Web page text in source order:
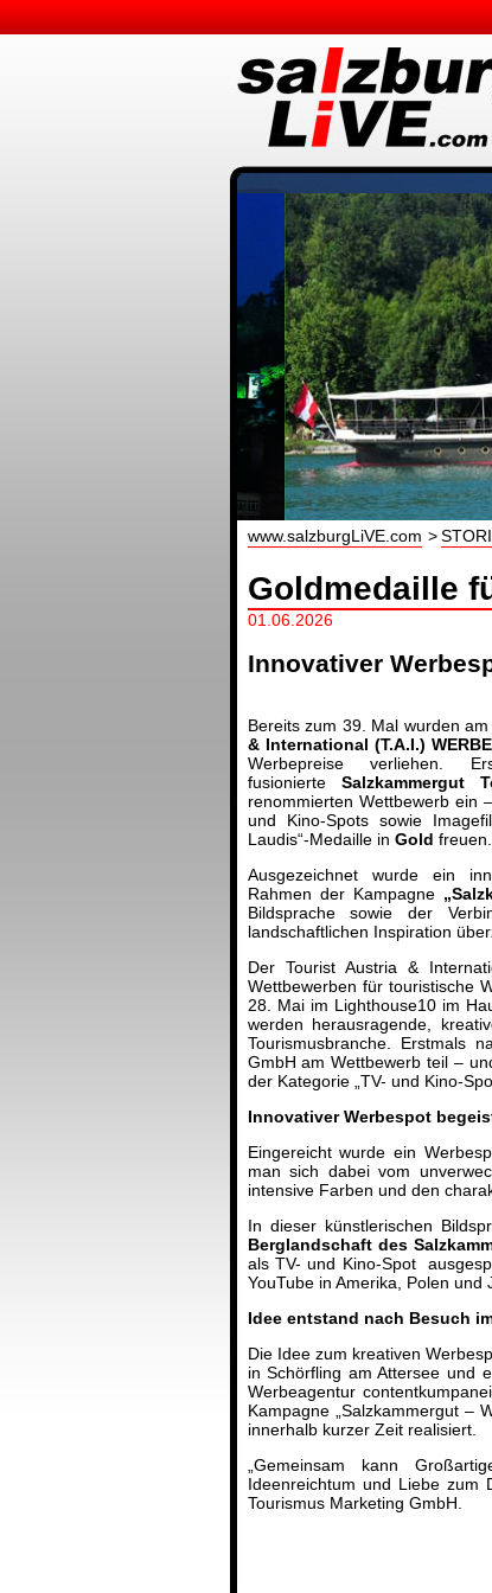
www.salzburgLiVE.com
Goldmedaille
01.06.2026
Innovativer
Bereits zum 39. Mal wurden
& International (T.A.I.)
Werbepreise verliehen.
fusionierte Salzkammergut
renommierten Wettbewerb ein
und Kino-Spots sowie
Laudis“-Medaille in Gold freuen.
Ausgezeichnet wurde ein
Rahmen der Kampagne
Bildsprache sowie der
landschaftlichen Inspiration
Der Tourist Austria &
Wettbewerben für touristische
28. Mai im Lighthouse10 im
werden herausragende,
Tourismusbranche. Erstmals
GmbH am Wettbewerb teil –
der Kategorie „TV- und Kino-
Innovativer Werbespot
Eingereicht wurde ein
man sich dabei vom
intensive Farben und den
In dieser künstlerischen
Berglandschaft des
als TV- und Kino-Spot
YouTube in Amerika, Polen und
Idee entstand nach Besuch
Die Idee zum kreativen
in Schörfling am Attersee und
Werbeagentur
Kampagne „Salzkammergut –
innerhalb kurzer Zeit realisiert.
„Gemeinsam kann
Ideenreichtum und Liebe zum
Tourismus Marketing GmbH.